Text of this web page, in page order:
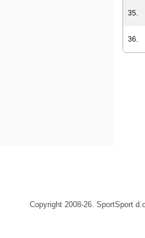
35.
36.
Copyright 2008-26. SportSport